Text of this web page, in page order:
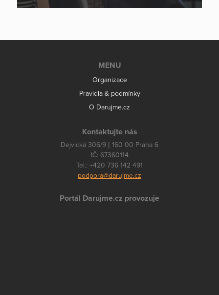
MENU
Organizace
Pravidla & podmínky
O Darujme.cz
Kontaktujte nás
Dejvická 306/9 | 160 00 Praha 6
IČ: 67360114
Tel.: +420 736 142 491
podpora@darujme.cz
Portál Darujme.cz provozuje